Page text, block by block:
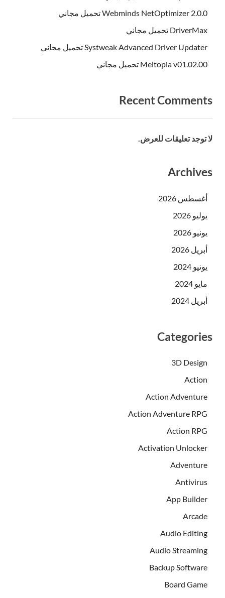
Webminds NetOptimizer 2.0.0 تحميل مجاني
DriverMax تحميل مجاني
Systweak Advanced Driver Updater تحميل مجاني
Meltopia v01.02.00 تحميل مجاني
Recent Comments
لا توجد تعليقات للعرض.
Archives
أغسطس 2026
يوليو 2026
يونيو 2026
أبريل 2026
يونيو 2024
مايو 2024
أبريل 2024
Categories
3D Design
Action
Action Adventure
Action Adventure RPG
Action RPG
Activation Unlocker
Adventure
Antivirus
App Builder
Arcade
Audio Editing
Audio Streaming
Backup Software
Board Game